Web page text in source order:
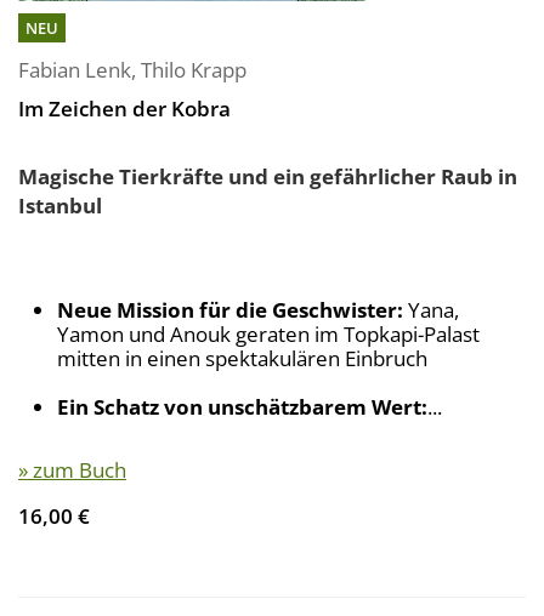
NEU
Fabian Lenk, Thilo Krapp
Im Zeichen der Kobra
Magische Tierkräfte und ein gefährlicher Raub in
Istanbul
Neue Mission für die Geschwister: Yana,
Yamon und Anouk geraten im Topkapi-Palast
mitten in einen spektakulären Einbruch
Ein Schatz von unschätzbarem Wert:...
» zum Buch
16,00 €